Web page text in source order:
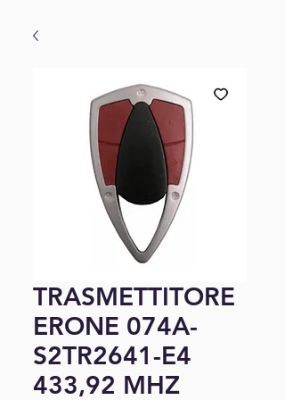
TRASMETTITORE
ERONE 074A-
S2TR2641-E4
433,92 MHZ